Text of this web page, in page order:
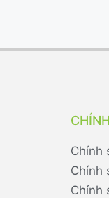
Chính
Chính
Chính